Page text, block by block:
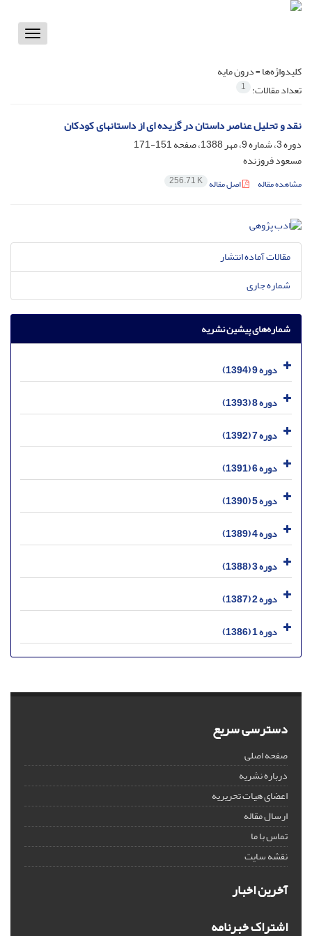
Toggle
کلیدواژه‌ها =درون مایه
تعداد مقالات: 1
نقد و تحلیل عناصر داستان در گزیده ای از داستانهای کودکان
دوره 3، شماره 9، مهر 1388، صفحه
151-171
مسعود فروزنده
مشاهده مقاله اصل مقاله 256.71 K
مقالات آماده انتشار
شماره جاری
شماره‌های پیشین نشریه
دوره 9 (1394)
دوره 8 (1393)
دوره 7 (1392)
دوره 6 (1391)
دوره 5 (1390)
دوره 4 (1389)
دوره 3 (1388)
دوره 2 (1387)
دوره 1 (1386)
دسترسی سریع
صفحه اصلی
درباره نشریه
اعضای هیات تحریریه
ارسال مقاله
تماس با ما
نقشه سایت
آخرین اخبار
اشتراک خبرنامه